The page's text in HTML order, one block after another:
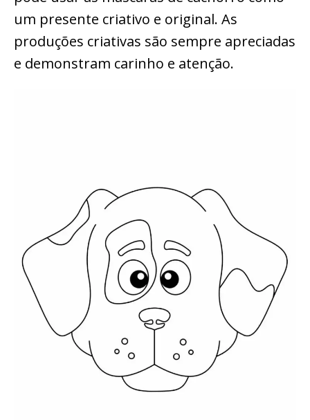
um presente criativo e original. As
produções criativas são sempre apreciadas
e demonstram carinho e atenção.